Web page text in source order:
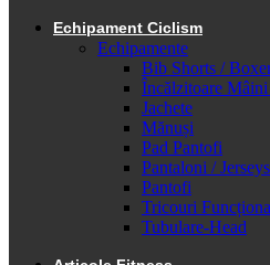
Echipament Ciclism
Echipamente
Bib Shorts /
Încălzitoare
Jachete
Mănuși
Pad Pantofi
Pantaloni / Jerseys
Pantofi
Tricouri
Tubulare-Head